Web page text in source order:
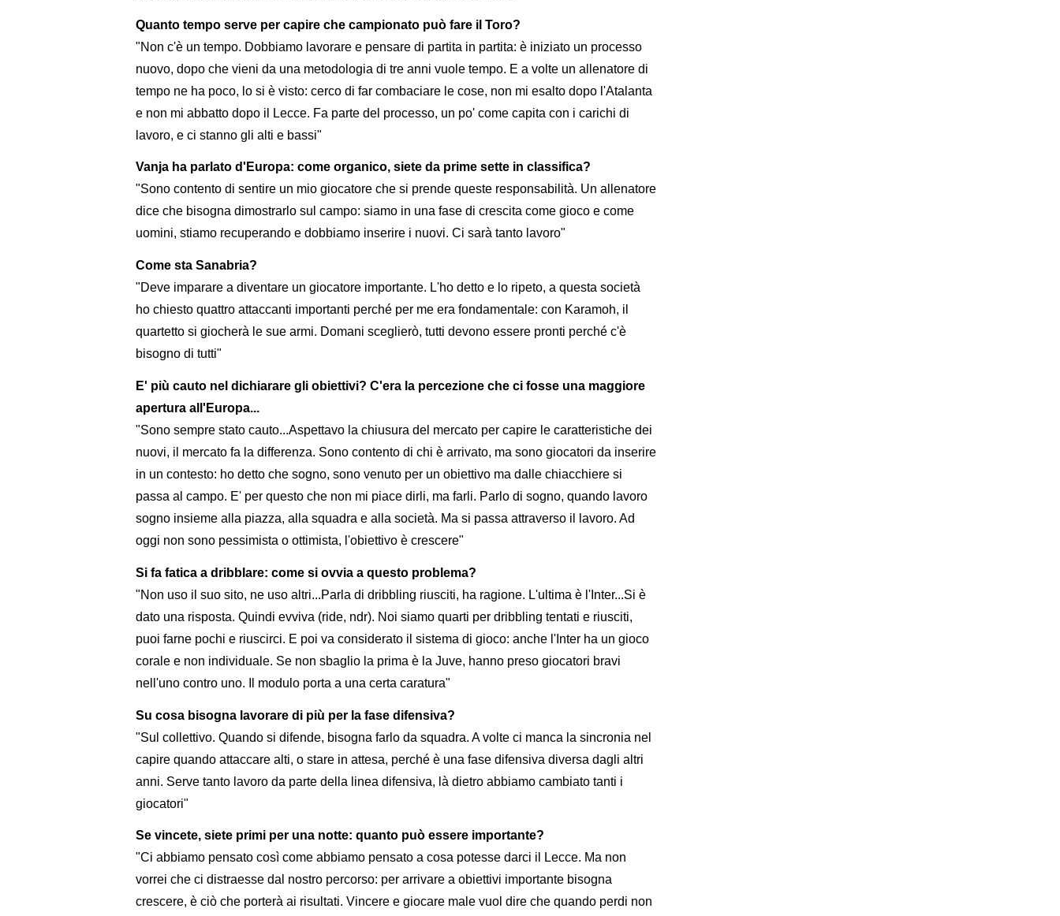
Quanto tempo serve per capire che campionato può fare il Toro?
"Non c'è un tempo. Dobbiamo lavorare e pensare di partita in partita: è iniziato un processo
nuovo, dopo che vieni da una metodologia di tre anni vuole tempo. E a volte un allenatore di
tempo ne ha poco, lo si è visto: cerco di far combaciare le cose, non mi esalto dopo l'Atalanta
e non mi abbatto dopo il Lecce. Fa parte del processo, un po' come capita con i carichi di
lavoro, e ci stanno gli alti e bassi"
Vanja ha parlato d'Europa: come organico, siete da prime sette in classifica?
"Sono contento di sentire un mio giocatore che si prende queste responsabilità. Un allenatore
dice che bisogna dimostrarlo sul campo: siamo in una fase di crescita come gioco e come
uomini, stiamo recuperando e dobbiamo inserire i nuovi. Ci sarà tanto lavoro"
Come sta Sanabria?
"Deve imparare a diventare un giocatore importante. L'ho detto e lo ripeto, a questa società
ho chiesto quattro attaccanti importanti perché per me era fondamentale: con Karamoh, il
quartetto si giocherà le sue armi. Domani sceglierò, tutti devono essere pronti perché c'è
bisogno di tutti"
E' più cauto nel dichiarare gli obiettivi? C'era la percezione che ci fosse una maggiore
apertura all'Europa...
"Sono sempre stato cauto...Aspettavo la chiusura del mercato per capire le caratteristiche dei
nuovi, il mercato fa la differenza. Sono contento di chi è arrivato, ma sono giocatori da inserire
in un contesto: ho detto che sogno, sono venuto per un obiettivo ma dalle chiacchiere si
passa al campo. E' per questo che non mi piace dirli, ma farli. Parlo di sogno, quando lavoro
sogno insieme alla piazza, alla squadra e alla società. Ma si passa attraverso il lavoro. Ad
oggi non sono pessimista o ottimista, l'obiettivo è crescere"
Si fa fatica a dribblare: come si ovvia a questo problema?
"Non uso il suo sito, ne uso altri...Parla di dribbling riusciti, ha ragione. L'ultima è l'Inter...Si è
dato una risposta. Quindi evviva (ride, ndr). Noi siamo quarti per dribbling tentati e riusciti,
puoi farne pochi e riuscirci. E poi va considerato il sistema di gioco: anche l'Inter ha un gioco
corale e non individuale. Se non sbaglio la prima è la Juve, hanno preso giocatori bravi
nell'uno contro uno. Il modulo porta a una certa caratura"
Su cosa bisogna lavorare di più per la fase difensiva?
"Sul collettivo. Quando si difende, bisogna farlo da squadra. A volte ci manca la sincronia nel
capire quando attaccare alti, o stare in attesa, perché è una fase difensiva diversa dagli altri
anni. Serve tanto lavoro da parte della linea difensiva, là dietro abbiamo cambiato tanti i
giocatori"
Se vincete, siete primi per una notte: quanto può essere importante?
"Ci abbiamo pensato così come abbiamo pensato a cosa potesse darci il Lecce. Ma non
vorrei che ci distraesse dal nostro percorso: per arrivare a obiettivi importante bisogna
crescere, è ciò che porterà ai risultati. Vincere e giocare male vuol dire che quando perdi non